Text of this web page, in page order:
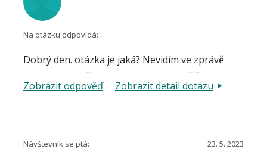
Na otázku odpovídá:
Dobrý den. otázka je jaká? Nevidím ve zprávě
otazník. Patrně máte na mysli, co je příčinou
černých kruhů? Může se jednat o změny v
Zobrazit odpověď Zobrazit detail dotazu
Návštevník se ptá: 23. 5. 2023